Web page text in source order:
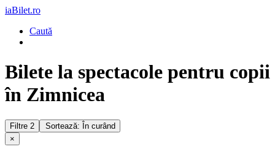
iaBilet.ro
Caută
Bilete la spectacole pentru copii
în Zimnicea
Filtre 2
Sortează: În curând
×